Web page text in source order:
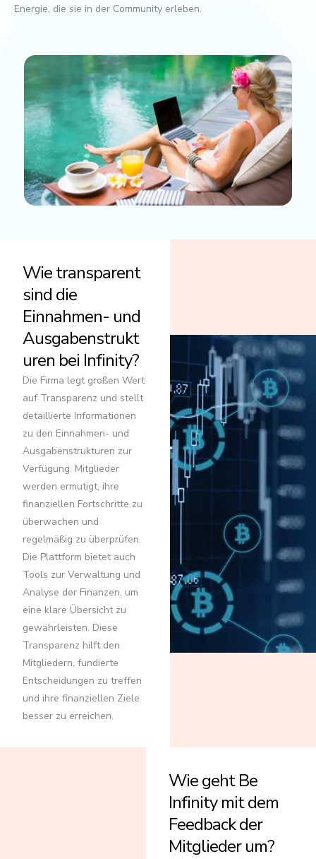
Energie, die sie in der Community erleben.
Wie transparent
sind die
Einnahmen- und
Ausgabenstrukt
uren bei Infinity?
Die Firma legt großen Wert
auf Transparenz und stellt
detaillierte Informationen
zu den Einnahmen- und
Ausgabenstrukturen zur
Verfügung. Mitglieder
werden ermutigt, ihre
finanziellen Fortschritte zu
überwachen und
regelmäßig zu überprüfen.
Die Plattform bietet auch
Tools zur Verwaltung und
Analyse der Finanzen, um
eine klare Übersicht zu
gewährleisten. Diese
Transparenz hilft den
Mitgliedern, fundierte
Entscheidungen zu treffen
und ihre finanziellen Ziele
besser zu erreichen.
Wie geht Be
Infinity mit dem
Feedback der
Mitglieder um?